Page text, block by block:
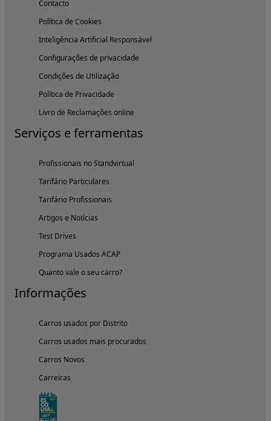
Contacto
Política de Cookies
Inteligência Artificial Responsável
Configurações de privacidade
Condições de Utilização
Política de Privacidade
Livro de Reclamações online
Serviços e ferramentas
Profissionais no Standvirtual
Tarifário Particulares
Tarifário Profissionais
Artigos e Notícias
Test Drives
Programa Usados ACAP
Quanto vale o seu carro?
Informações
Carros usados por Distrito
Carros usados mais procurados
Carros Novos
Carreiras